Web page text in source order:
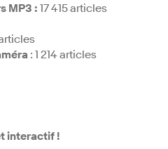
MP3 : 17 415 articles
articles
: 1 214 articles
interactif !